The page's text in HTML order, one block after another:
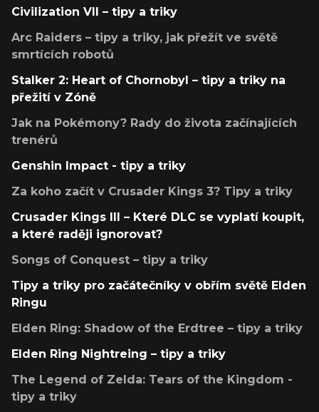
Civilization VII – tipy a triky
Arc Raiders – tipy a triky, jak přežít ve světě
smrtících robotů
Stalker 2: Heart of Chornobyl – tipy a triky na
přežití v Zóně
Jak na Pokémony? Rady do života začínajících
trenérů
Genshin Impact - tipy a triky
Za koho začít v Crusader Kings 3? Tipy a triky
Crusader Kings III – Které DLC se vyplatí koupit,
a které raději ignorovat?
Songs of Conquest – tipy a triky
Tipy a triky pro začátečníky v obřím světě Elden
Ringu
Elden Ring: Shadow of the Erdtree – tipy a triky
Elden Ring Nightreing – tipy a triky
The Legend of Zelda: Tears of the Kingdom -
tipy a triky